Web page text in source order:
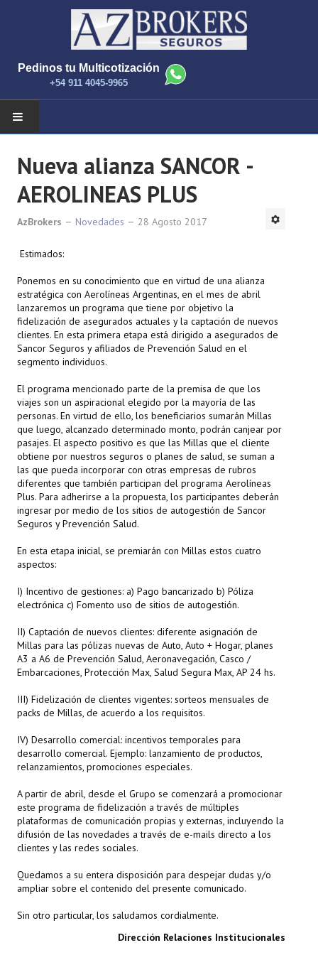
Pedinos tu Multicotización
+54 911 4045-9965
NOTICIAS
COMPAÑIAS Y PRODUCTOS
CONTACTANOS
Nueva alianza SANCOR -
AEROLINEAS PLUS
AzBrokers Novedades 28 Agosto 2017
Estimados:
Ponemos en su conocimiento que en virtud de una alianza
estratégica con Aerolíneas Argentinas, en el mes de abril
lanzaremos un programa que tiene por objetivo la
fidelización de asegurados actuales y la captación de nuevos
clientes. En esta primera etapa está dirigido a asegurados de
Sancor Seguros y afiliados de Prevención Salud en el
segmento individuos.
El programa mencionado parte de la premisa de que los
viajes son un aspiracional elegido por la mayoría de las
personas. En virtud de ello, los beneficiarios sumarán Millas
que luego, alcanzado determinado monto, podrán canjear por
pasajes. El aspecto positivo es que las Millas que el cliente
obtiene por nuestros seguros o planes de salud, se suman a
las que pueda incorporar con otras empresas de rubros
diferentes que también participan del programa Aerolíneas
Plus. Para adherirse a la propuesta, los participantes deberán
ingresar por medio de los sitios de autogestión de Sancor
Seguros y Prevención Salud.
En esta etapa inicial, se premiarán con Millas estos cuatro
aspectos:
I) Incentivo de gestiones: a) Pago bancarizado b) Póliza
electrónica c) Fomento uso de sitios de autogestión.
II) Captación de nuevos clientes: diferente asignación de
Millas para las pólizas nuevas de Auto, Auto + Hogar, planes
A3 a A6 de Prevención Salud, Aeronavegación, Casco /
Embarcaciones, Protección Max, Salud Segura Max, AP 24 hs.
III) Fidelización de clientes vigentes: sorteos mensuales de
packs de Millas, de acuerdo a los requisitos.
IV) Desarrollo comercial: incentivos temporales para
desarrollo comercial. Ejemplo: lanzamiento de productos,
relanzamientos, promociones especiales.
A partir de abril, desde el Grupo se comenzará a promocionar
este programa de fidelización a través de múltiples
plataformas de comunicación propias y externas, incluyendo la
difusión de las novedades a través de e-mails directo a los
clientes y las redes sociales.
Quedamos a su entera disposición para despejar dudas y/o
ampliar sobre el contenido del presente comunicado.
Sin otro particular, los saludamos cordialmente.
Dirección Relaciones Institucionales